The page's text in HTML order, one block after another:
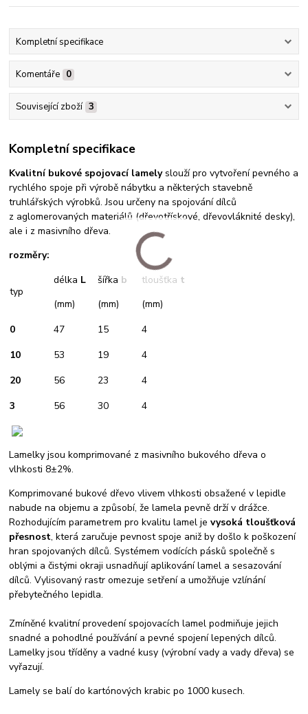
Kompletní specifikace
Komentáře 0
Související zboží 3
Kompletní specifikace
Kvalitní bukové spojovací lamelyslouží pro vytvoření pevného a
rychlého spoje při výrobě nábytku a některých stavebně
truhlářských výrobků. Jsou určeny na spojování dílců
z aglomerovaných materiálů (dřevotřískové, dřevovláknité desky),
ale i z masivního dřeva.
rozměry:
typ
délka L
(mm)
šířka b
(mm)
tloušťka t
(mm)
0
47 15
4
10
53 19
4
20
56 23
4
3
56 30 4
Lamelky jsou komprimované z masivního bukového dřeva o
vlhkosti 8±2%.
Komprimované bukové dřevo vlivem vlhkosti obsažené v lepidle
nabude na objemu a způsobí, že lamela pevně drží v drážce.
Rozhodujícím parametrem pro kvalitu lamel jevysoká tloušťková
přesnost, která zaručuje pevnost spoje aniž by došlo k poškození
hran spojovaných dílců. Systémem vodících pásků společně s
oblými a čistými okraji usnadňují aplikování lamel a sesazování
dílců. Vylisovaný rastr omezuje setření a umožňuje vzlínání
přebytečného lepidla.
Zmíněné kvalitní provedení spojovacích lamel podmiňuje jejich
snadné a pohodlné používání a pevné spojení lepených dílců.
Lamelky jsou tříděny a vadné kusy (výrobní vady a vady dřeva) se
vyřazují.
Lamely se balí do kartónových krabic po 1000 kusech.